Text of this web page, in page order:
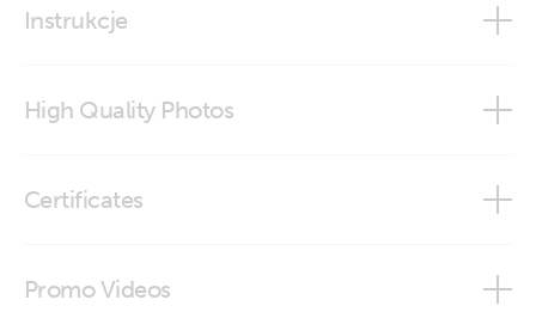
Instrukcje
High Quality Photos
Certificates
Promo Videos